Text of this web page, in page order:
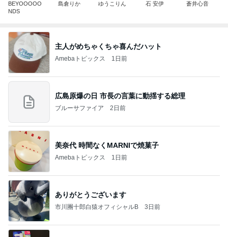
BEYOOOOO
NDS
島倉りか ゆうこりん 石 安伊 蒼井心音
主人がめちゃくちゃ喜んだハット
Amebaトピックス 1日前
広島原爆の日 市長の言葉に動揺する総理
ブルーサファイア 2日前
美奈代 時間なくMARNIで焼菓子
Amebaトピックス 1日前
ありがとうございます
市川團十郎白猿オフィシャルB 3日前